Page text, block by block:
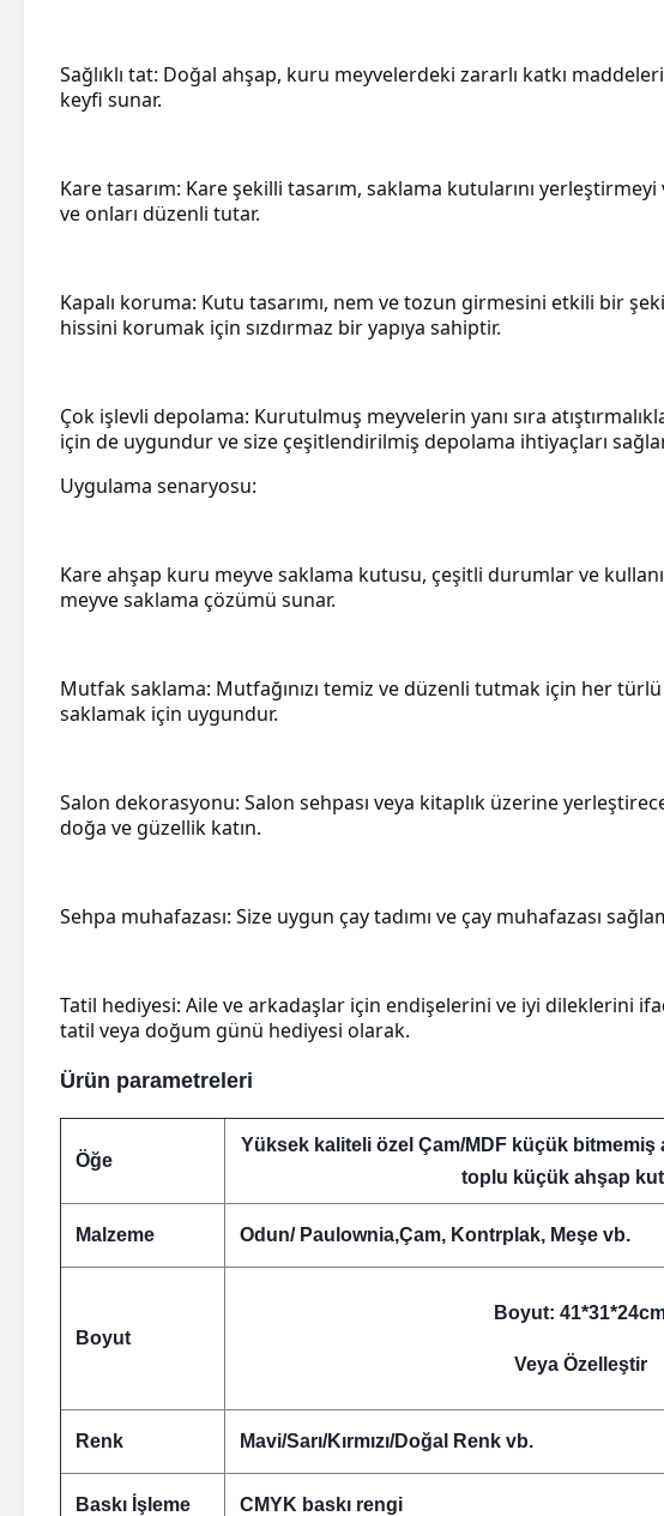
Sağlıklı tat: Doğal ahşap, kuru meyvelerdeki zararlı katkı
keyfi sunar.
Kare tasarım: Kare şekilli tasarım, saklama kutularını
ve onları düzenli tutar.
Kapalı koruma: Kutu tasarımı, nem ve tozun girmesini etkili bir
hissini korumak için sızdırmaz bir yapıya sahiptir.
Çok işlevli depolama: Kurutulmuş meyvelerin yanı sıra
için de uygundur ve size çeşitlendirilmiş depolama ihtiyaçları
Uygulama senaryosu:
Kare ahşap kuru meyve saklama kutusu, çeşitli durumlar ve
meyve saklama çözümü sunar.
Mutfak saklama: Mutfağınızı temiz ve düzenli tutmak için her
saklamak için uygundur.
Salon dekorasyonu: Salon sehpası veya kitaplık üzerine
doğa ve güzellik katın.
Sehpa muhafazası: Size uygun çay tadımı ve çay muhafazası
Tatil hediyesi: Aile ve arkadaşlar için endişelerini ve iyi dileklerini
tatil veya doğum günü hediyesi olarak.
Ürün parametreleri
Öğe
Yüksek kaliteli özel Çam/MDF küçük bitmemiş
toplu küçük ahşap
Malzeme Odun/ Paulownia,Çam, Kontrplak, Meşe vb.
Boyut
Boyut:
Veya Özelleştir
Renk Mavi/Sarı/Kırmızı/Doğal Renk vb.
Baskı İşleme CMYK baskı rengi